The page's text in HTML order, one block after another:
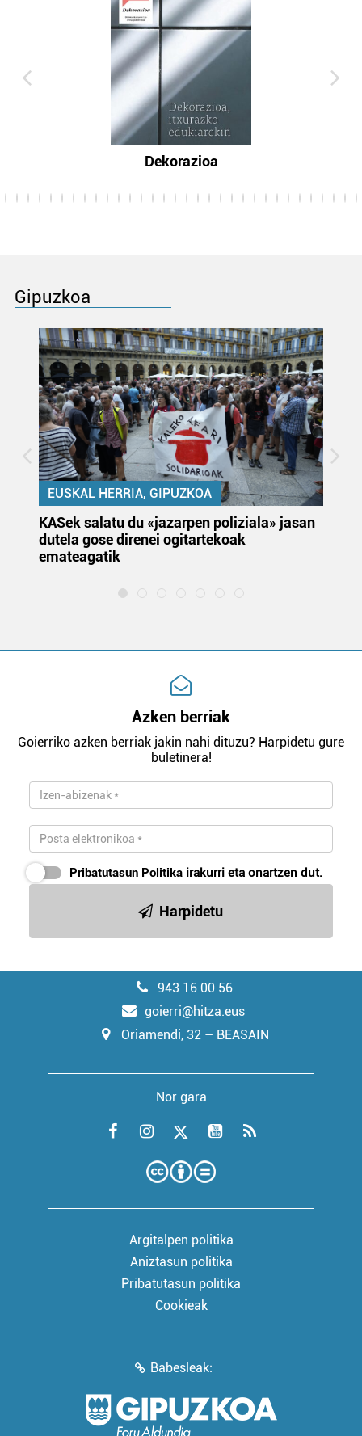
Dekorazioa
Gipuzkoa
EUSKAL HERRIA, GIPUZKOA
KASek salatu du «jazarpen poliziala» jasan
dutela gose direnei ogitartekoak
emateagatik
Azken berriak
Goierriko azken berriak jakin nahi dituzu? Harpidetu gure
buletinera!
Pribatutasun Politika irakurri eta onartzen dut.
Harpidetu
943 16 00 56
goierri@hitza.eus
Oriamendi, 32 – BEASAIN
Nor gara
Argitalpen politika
Aniztasun politika
Pribatutasun politika
Cookieak
Babesleak: